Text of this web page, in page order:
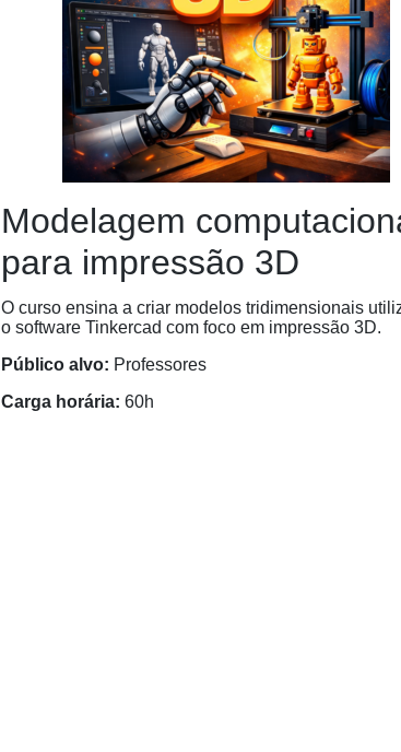
Modelagem
para impressão 3D
O curso ensina a criar modelos tridimensionais
o software Tinkercad com foco em impressão 3D.
Público alvo: Professores
Carga horária: 60h